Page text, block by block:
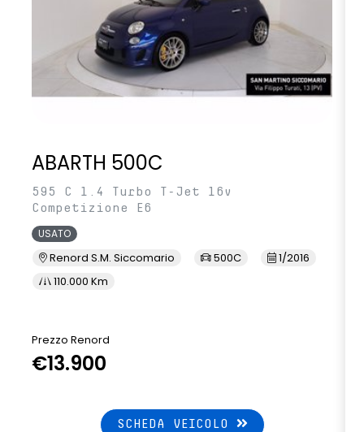
ABARTH 500C
595 C 1.4 Turbo T-Jet 16v
Competizione E6
USATO
Renord S.M. Siccomario 500C
1/2016
110.000 Km
Prezzo Renord
€13.900
SCHEDA VEICOLO